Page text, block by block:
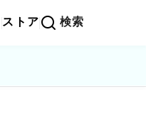
ストア 検索